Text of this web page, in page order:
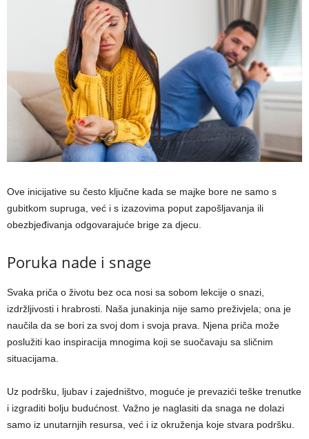
Ove inicijative su često ključne kada se majke bore ne samo s
gubitkom supruga, već i s izazovima poput zapošljavanja ili
obezbjeđivanja odgovarajuće brige za djecu.
Poruka nade i snage
Svaka priča o životu bez oca nosi sa sobom lekcije o snazi,
izdržljivosti i hrabrosti. Naša junakinja nije samo preživjela; ona je
naučila da se bori za svoj dom i svoja prava. Njena priča može
poslužiti kao inspiracija mnogima koji se suočavaju sa sličnim
situacijama.
Uz podršku, ljubav i zajedništvo, moguće je prevazići teške trenutke
i izgraditi bolju budućnost. Važno je naglasiti da snaga ne dolazi
samo iz unutarnjih resursa, već i iz okruženja koje stvara podršku.